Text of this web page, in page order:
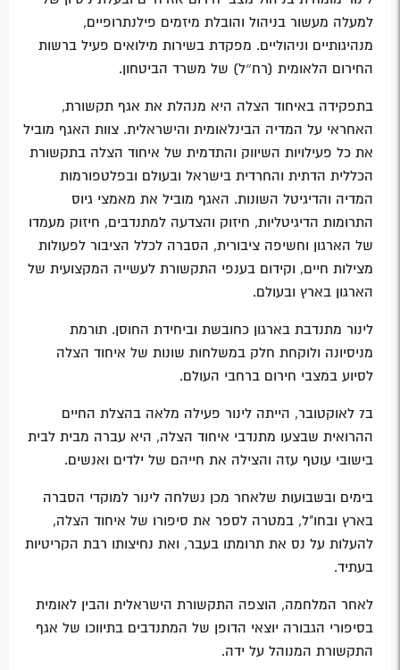
למעלה מעשור בניהול והובלת מיזמים פילנתרופיים,
מנהיגותיים וניהוליים. מפקדת בשירות מילואים פעיל ברשות
החירום הלאומית (רח״ל) של משרד הביטחון.
בתפקידה באיחוד הצלה היא מנהלת את אגף תקשורת,
האחראי על המדיה הבינלאומית והישראלית. צוות האגף מוביל
את כל פעילויות השיווק והתדמית של איחוד הצלה בתקשורת
הכללית הדתית והחרדית בישראל ובעולם ובפלטפורמות
המדיה והדיגיטל השונות. האגף מוביל את מאמצי גיוס
התרומות הדיגיטליות, חיזוק והצדעה למתנדבים, חיזוק מעמדו
של הארגון וחשיפה ציבורית, הסברה לכלל הציבור לפעולות
מצילות חיים, וקידום בענפי התקשורת לעשייה המקצועית של
הארגון בארץ ובעולם.
לינור מתנדבת בארגון כחובשת וביחידת החוסן. תורמת
מניסיונה ולוקחת חלק במשלחות שונות של איחוד הצלה
לסיוע במצבי חירום ברחבי העולם.
ב7 לאוקטובר, הייתה לינור פעילה מלאה בהצלת החיים
ההרואית שבצעו מתנדבי איחוד הצלה, היא עברה מבית לבית
בישובי עוטף עזה והצילה את חייהם של ילדים ואנשים.
בימים ובשבועות שלאחר מכן נשלחה לינור למוקדי הסברה
בארץ ובחו"ל, במטרה לספר את סיפורו של איחוד הצלה,
להעלות על נס את תרומתו בעבר, ואת נחיצותו רבת הקריטיות
בעתיד.
לאחר המלחמה, הוצפה התקשורת הישראלית והבין לאומית
בסיפורי הגבורה יוצאי הדופן של המתנדבים בתיווכו של אגף
התקשורת המנוהל על ידה.